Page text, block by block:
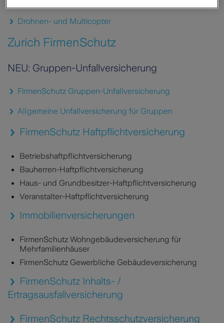
Drohnen- und Multicopter
Zurich FirmenSchutz
NEU: Gruppen-Unfallversicherung
FirmenSchutz Gruppen-Unfallversicherung
Allgemeine Unfallversicherung für Gruppen
FirmenSchutz Haftpflichtversicherung
Betriebshaftpflichtversicherung
Bauherren-Haftpflichtversicherung
Haus- und Grundbesitzer-Haftpflichtversicherung
Veranstalter-Haftpflichtversicherung
Immobilienversicherungen
FirmenSchutz Wohngebäudeversicherung für
Mehrfamilienhäuser
FirmenSchutz Gewerbliche Gebäudeversicherung
FirmenSchutz Inhalts- /
Ertragsausfallversicherung
FirmenSchutz Rechtsschutzversicherung